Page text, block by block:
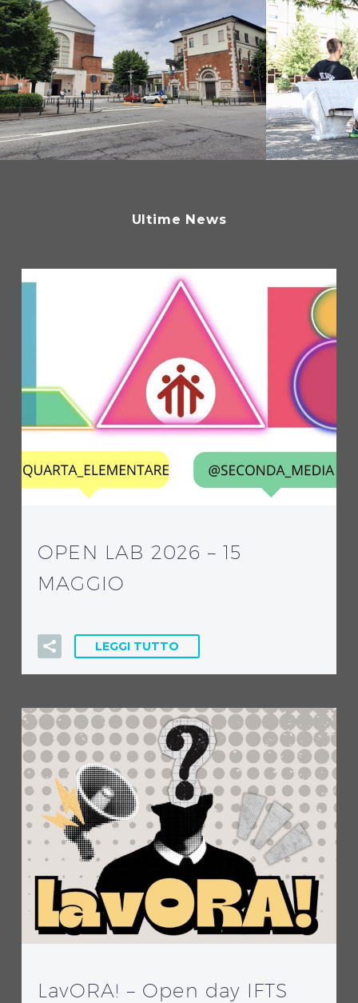
Ultime News
OPEN LAB 2026 – 15
MAGGIO
LEGGI TUTTO
LavORA! – Open day IFTS